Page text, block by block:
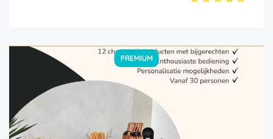
PREMIUM